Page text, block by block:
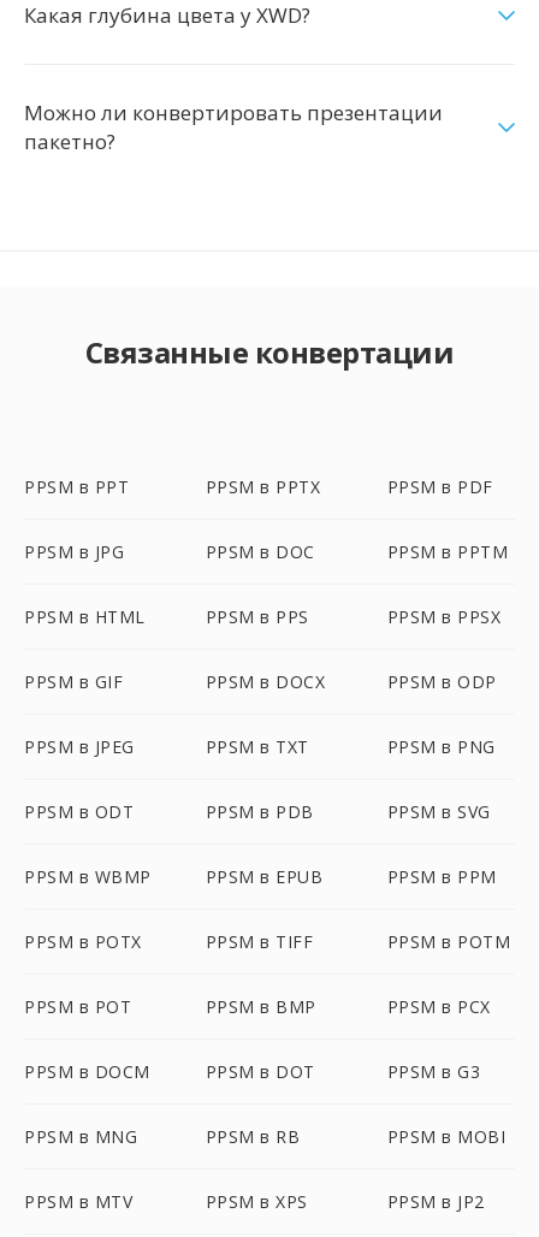
Какая глубина цвета у XWD?
Можно ли конвертировать презентации
пакетно?
Связанные конвертации
PPSM в PPT PPSM в PPTX PPSM в PDF
PPSM в JPG PPSM в DOC PPSM в PPTM
PPSM в HTML PPSM в PPS PPSM в PPSX
PPSM в GIF PPSM в DOCX PPSM в ODP
PPSM в JPEG PPSM в TXT PPSM в PNG
PPSM в ODT PPSM в PDB PPSM в SVG
PPSM в WBMP PPSM в EPUB PPSM в PPM
PPSM в POTX PPSM в TIFF PPSM в POTM
PPSM в POT PPSM в BMP PPSM в PCX
PPSM в DOCM PPSM в DOT PPSM в G3
PPSM в MNG PPSM в RB PPSM в MOBI
PPSM в MTV PPSM в XPS PPSM в JP2